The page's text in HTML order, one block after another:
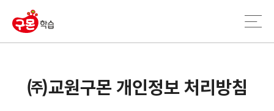
㈜교원구몬 개인정보 처리방침